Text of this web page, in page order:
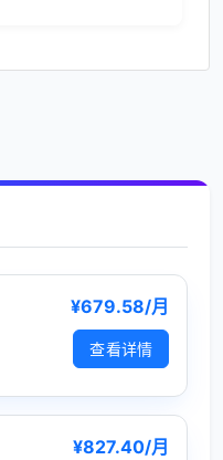
¥679.58/月
查看详情
¥827.40/月